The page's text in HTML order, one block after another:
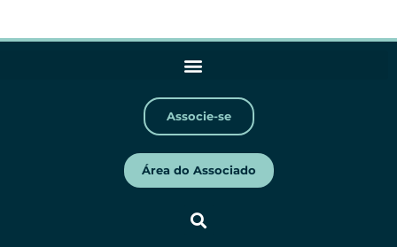
Associe-se
Área do Associado